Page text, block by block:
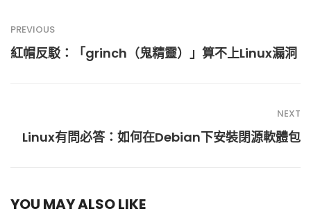
PREVIOUS
紅帽反駁：「grinch（鬼精靈）」算不上Linux漏洞
NEXT
Linux有問必答：如何在Debian下安裝閉源軟體包
YOU MAY ALSO LIKE